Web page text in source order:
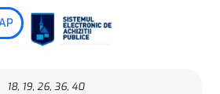
18, 19, 26, 36, 40